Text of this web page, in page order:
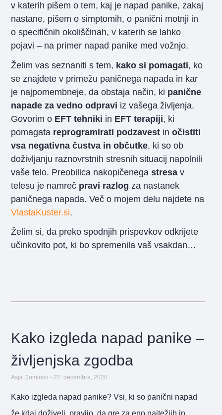
v katerih pišem o tem, kaj je napad panike, zakaj
nastane, pišem o simptomih, o panični motnji in
o specifičnih okoliščinah, v katerih se lahko
pojavi – na primer napad panike med vožnjo.
Želim vas seznaniti s tem, kako si pomagati, ko
se znajdete v primežu paničnega napada in kar
je najpomembneje, da obstaja način, ki panične
napade za vedno odpravi iz vašega življenja.
Govorim o EFT tehniki in EFT terapiji, ki
pomagata reprogramirati podzavest inočistiti
vsa negativna čustva in občutke, ki so ob
doživljanju raznovrstnih stresnih situacij napolnili
vaše telo. Preobilica nakopičenegastresa v
telesu je namreč pravi razlog za nastanek
paničnega napada. Več o mojem delu najdete na
VlastaKuster.si.
Želim si, da preko spodnjih prispevkov odkrijete
učinkovito pot, ki bo spremenila vaš vsakdan…
Kako izgleda napad panike –
življenjska zgodba
Asja Dominko 22. decembra, 2020
Kako izgleda napad panike? Vsi, ki so panični napad